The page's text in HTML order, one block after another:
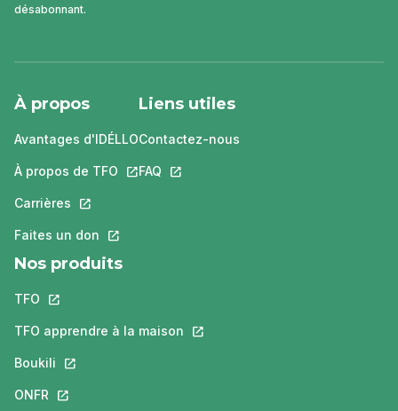
désabonnant.
À propos
Avantages d'IDÉLLO
À propos de TFO Ce lien s'ouvrira dans un nouvel onglet.
Carrières Ce lien s'ouvrira dans un nouvel onglet.
Faites un don Ce lien s'ouvrira dans un nouvel onglet.
Liens utiles
Contactez-nous
FAQ Ce lien s'ouvrira dans un nouvel
Nos produits
TFO Ce lien s'ouvrira dans un nouvel onglet.
TFO apprendre à la maison Ce lien s'ouvrira dans un nouvel
Boukili Ce lien s'ouvrira dans un nouvel onglet.
ONFR Ce lien s'ouvrira dans un nouvel onglet.